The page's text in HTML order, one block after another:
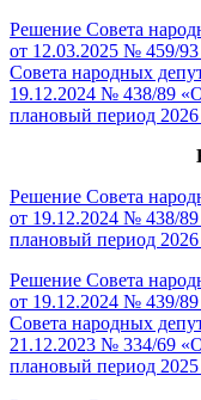
Решение Совета
от 12.03.2025 № 459/
Совета народных
19.12.2024 № 438/89
плановый период
Решение Совета
от 19.12.2024 № 438/
плановый период
Решение Совета
от 19.12.2024 № 439/
Совета народных
21.12.2023 № 334/69
плановый период